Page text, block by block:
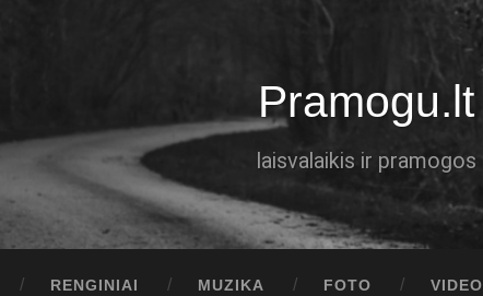
Pramogu.lt
laisvalaikis ir pramogos
RENGINIAI MUZIKA FOTO VIDEO